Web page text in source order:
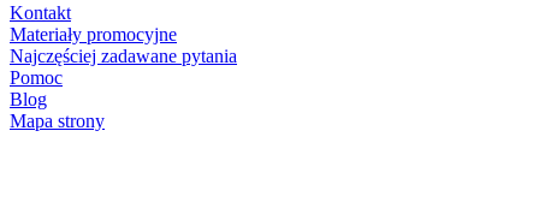
Kontakt
Materiały promocyjne
Najczęściej zadawane pytania
Pomoc
Blog
Mapa strony